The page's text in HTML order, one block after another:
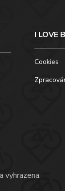
I LOVE
Cookies
vyhrazena.